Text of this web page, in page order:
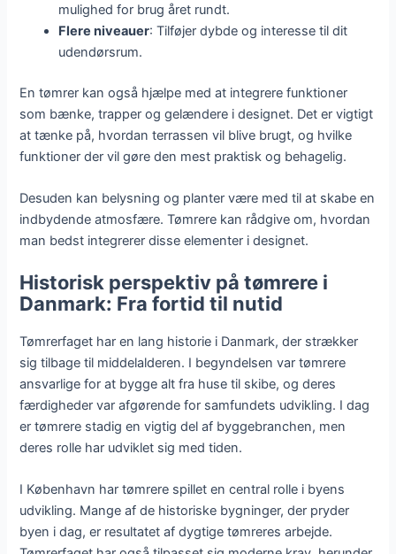
mulighed for brug året rundt.
Flere niveauer: Tilføjer dybde og interesse til dit
udendørsrum.
En tømrer kan også hjælpe med at integrere funktioner
som bænke, trapper og gelændere i designet. Det er vigtigt
at tænke på, hvordan terrassen vil blive brugt, og hvilke
funktioner der vil gøre den mest praktisk og behagelig.
Desuden kan belysning og planter være med til at skabe en
indbydende atmosfære. Tømrere kan rådgive om, hvordan
man bedst integrerer disse elementer i designet.
Historisk perspektiv på tømrere i
Danmark: Fra fortid til nutid
Tømrerfaget har en lang historie i Danmark, der strækker
sig tilbage til middelalderen. I begyndelsen var tømrere
ansvarlige for at bygge alt fra huse til skibe, og deres
færdigheder var afgørende for samfundets udvikling. I dag
er tømrere stadig en vigtig del af byggebranchen, men
deres rolle har udviklet sig med tiden.
I København har tømrere spillet en central rolle i byens
udvikling. Mange af de historiske bygninger, der pryder
byen i dag, er resultatet af dygtige tømreres arbejde.